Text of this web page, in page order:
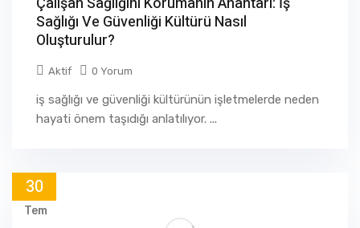
Sağlığı Ve Güvenliği Kültürü Nasıl
Oluşturulur?
Aktif 0 Yorum
iş sağlığı ve güvenliği kültürünün işletmelerde neden
hayati önem taşıdığı anlatılıyor. ...
30
Tem